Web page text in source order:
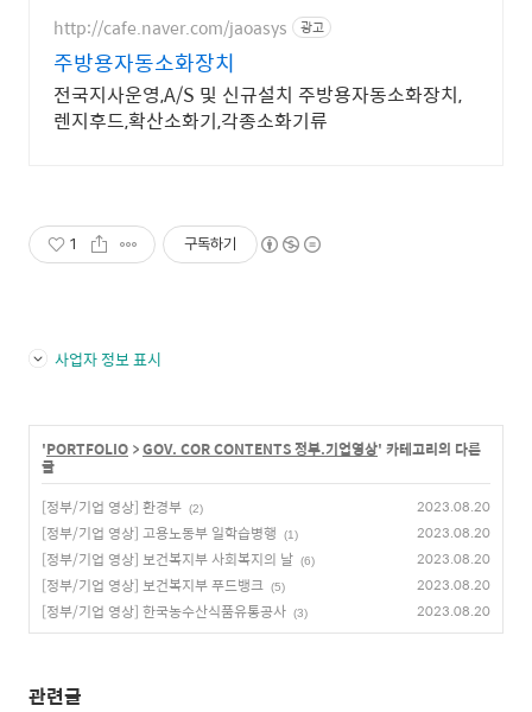
니다.
http://cafe.naver.com/jaoasys 광고
주방용자동소화장치
전국지사운영,A/S 및 신규설치 주방용자동소화장치,
렌지후드,확산소화기,각종소화기류
1 구독하기
사업자 정보 표시
'PORTFOLIO >GOV. COR CONTENTS 정부.기업영상' 카테고리의 다른
글
[정부/기업 영상] 환경부 (2) 2023.08.20
[정부/기업 영상] 고용노동부 일학습병행 (1) 2023.08.20
[정부/기업 영상] 보건복지부 사회복지의 날 (6) 2023.08.20
[정부/기업 영상] 보건복지부 푸드뱅크 (5) 2023.08.20
[정부/기업 영상] 한국농수산식품유통공사 (3) 2023.08.20
관련글